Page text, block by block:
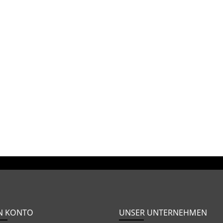
KONTO UNSER UNTERNEHMEN